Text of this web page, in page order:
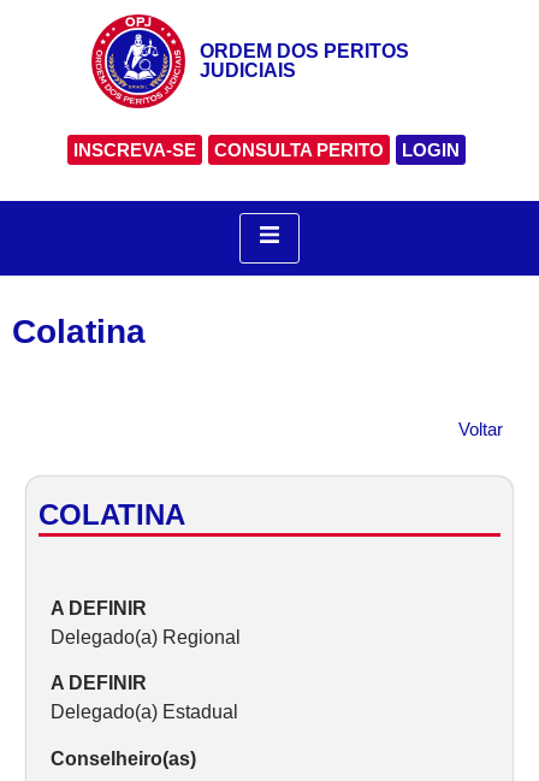
ORDEM DOS PERITOS
JUDICIAIS
INSCREVA-SE CONSULTA PERITO LOGIN
Colatina
Voltar
COLATINA
A DEFINIR
Delegado(a) Regional
A DEFINIR
Delegado(a) Estadual
Conselheiro(as)